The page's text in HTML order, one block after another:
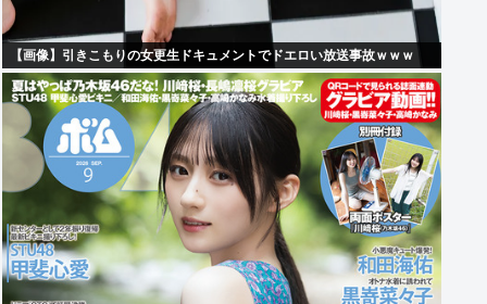
【画像】引きこもりの女更生ドキュメントでドエロい放送事故ｗｗｗ